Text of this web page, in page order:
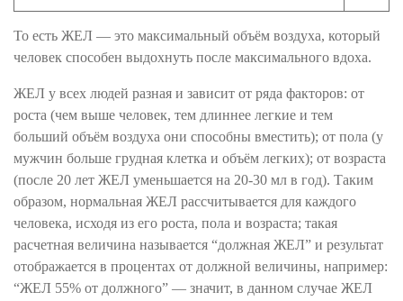
То есть ЖЕЛ — это максимальный объём воздуха, который
человек способен выдохнуть после максимального вдоха.
ЖЕЛ у всех людей разная и зависит от ряда факторов: от
роста (чем выше человек, тем длиннее легкие и тем
больший объём воздуха они способны вместить); от пола (у
мужчин больше грудная клетка и объём легких); от возраста
(после 20 лет ЖЕЛ уменьшается на 20-30 мл в год). Таким
образом, нормальная ЖЕЛ рассчитывается для каждого
человека, исходя из его роста, пола и возраста; такая
расчетная величина называется “должная ЖЕЛ” и результат
отображается в процентах от должной величины, например:
“ЖЕЛ 55% от должного” — значит, в данном случае ЖЕЛ